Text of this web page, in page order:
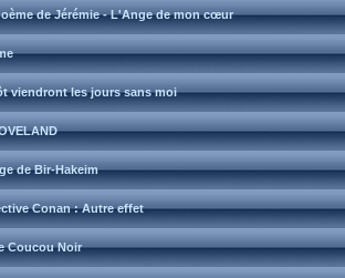
de Jérémie - L'Ange de mon cœur
viendront les jours sans moi
de Bir-Hakeim
Conan : Autre effet
Coucou Noir